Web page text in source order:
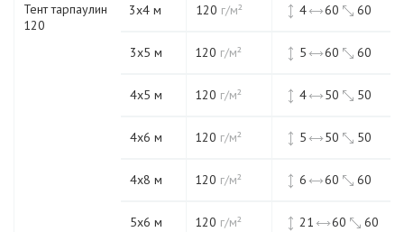
Тент тарпаулин
120
3х4 м 120 г/м² 4 60 60
3х5 м 120 г/м² 5 60 60
4х5 м 120 г/м² 4 50 50
4х6 м 120 г/м² 5 50 50
4х8 м 120 г/м² 6 60 60
5х6 м 120 г/м² 21 60 60